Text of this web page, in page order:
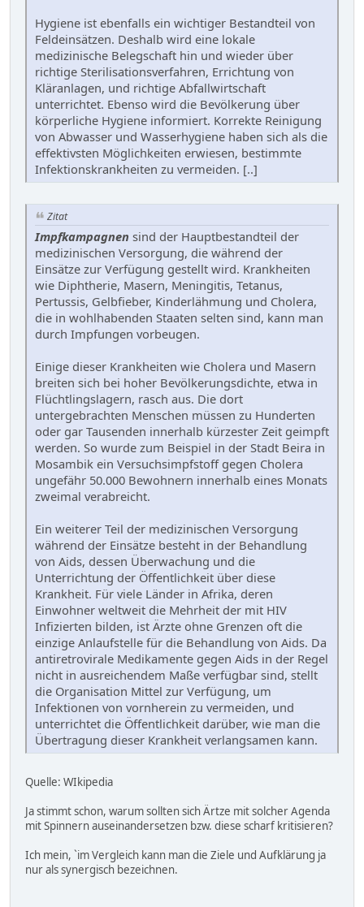
Hygiene ist ebenfalls ein wichtiger Bestandteil von
Feldeinsätzen. Deshalb wird eine lokale
medizinische Belegschaft hin und wieder über
richtige Sterilisationsverfahren, Errichtung von
Kläranlagen, und richtige Abfallwirtschaft
unterrichtet. Ebenso wird die Bevölkerung über
körperliche Hygiene informiert. Korrekte Reinigung
von Abwasser und Wasserhygiene haben sich als die
effektivsten Möglichkeiten erwiesen, bestimmte
Infektionskrankheiten zu vermeiden. [..]
Zitat
Impfkampagnen sind der Hauptbestandteil der
medizinischen Versorgung, die während der
Einsätze zur Verfügung gestellt wird. Krankheiten
wie Diphtherie, Masern, Meningitis, Tetanus,
Pertussis, Gelbfieber, Kinderlähmung und Cholera,
die in wohlhabenden Staaten selten sind, kann man
durch Impfungen vorbeugen.
Einige dieser Krankheiten wie Cholera und Masern
breiten sich bei hoher Bevölkerungsdichte, etwa in
Flüchtlingslagern, rasch aus. Die dort
untergebrachten Menschen müssen zu Hunderten
oder gar Tausenden innerhalb kürzester Zeit geimpft
werden. So wurde zum Beispiel in der Stadt Beira in
Mosambik ein Versuchsimpfstoff gegen Cholera
ungefähr 50.000 Bewohnern innerhalb eines Monats
zweimal verabreicht.
Ein weiterer Teil der medizinischen Versorgung
während der Einsätze besteht in der Behandlung
von Aids, dessen Überwachung und die
Unterrichtung der Öffentlichkeit über diese
Krankheit. Für viele Länder in Afrika, deren
Einwohner weltweit die Mehrheit der mit HIV
Infizierten bilden, ist Ärzte ohne Grenzen oft die
einzige Anlaufstelle für die Behandlung von Aids. Da
antiretrovirale Medikamente gegen Aids in der Regel
nicht in ausreichendem Maße verfügbar sind, stellt
die Organisation Mittel zur Verfügung, um
Infektionen von vornherein zu vermeiden, und
unterrichtet die Öffentlichkeit darüber, wie man die
Übertragung dieser Krankheit verlangsamen kann.
Quelle: WIkipedia
Ja stimmt schon, warum sollten sich Ärtze mit solcher Agenda
mit Spinnern auseinandersetzen bzw. diese scharf kritisieren?
Ich mein, `im Vergleich kann man die Ziele und Aufklärung ja
nur als synergisch bezeichnen.